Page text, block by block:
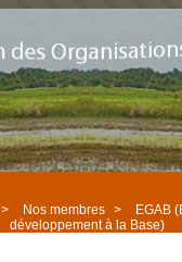
> Nos membres >
EGAB
développement à la Base)